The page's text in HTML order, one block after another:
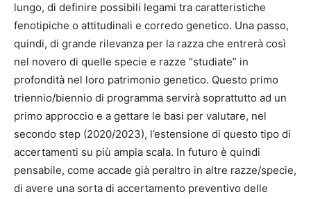
lungo, di definire possibili legami tra caratteristiche
fenotipiche o attitudinali e corredo genetico. Una passo,
quindi, di grande rilevanza per la razza che entrerà così
nel novero di quelle specie e razze “studiate” in
profondità nel loro patrimonio genetico. Questo primo
triennio/biennio di programma servirà soprattutto ad un
primo approccio e a gettare le basi per valutare, nel
secondo step (2020/2023), l’estensione di questo tipo di
accertamenti su più ampia scala. In futuro è quindi
pensabile, come accade già peraltro in altre razze/specie,
di avere una sorta di accertamento preventivo delle